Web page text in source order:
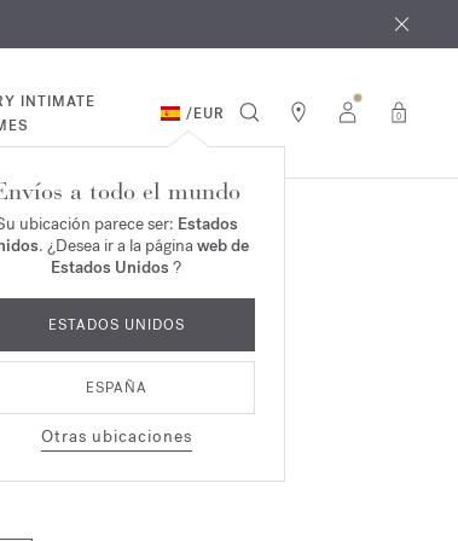
INTIMATE
/EUR 0
a todo el mundo
ubicación parece ser: Estados
. ¿Desea ir a la páginaweb de
Estados Unidos ?
ESTADOS UNIDOS
ESPAÑA
Otras ubicaciones
perfumada